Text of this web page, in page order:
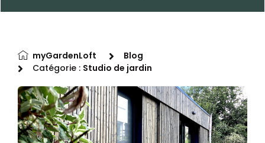
myGardenLoft
Blog
Catégorie : Studio de jardin